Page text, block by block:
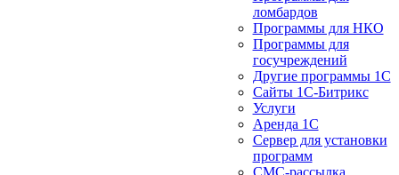
ломбардов
Программы для НКО
Программы для
госучреждений
Другие программы 1С
Сайты 1С-Битрикс
Услуги
Аренда 1С
Сервер для установки
программ
СМС-рассылка